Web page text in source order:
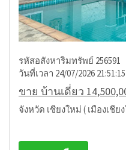
รหัสอสังหาริมทรัพย์ 256591
วันที่เวลา 24/07/2026 21:51:15
ขาย บ้านเดี่ยว
จังหวัด เชียงใหม่ ( เมืองเชีย